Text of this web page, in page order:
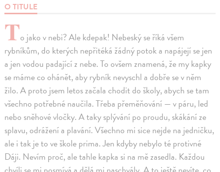
O TITULE
To jako v nebi? Ale kdepak! Nebeský se říká všem
rybníkům, do kterých nepřitéká žádný potok a napájejí se jen
a jen vodou padající z nebe. To ovšem znamená, že my kapky
se máme co ohánět, aby rybník nevyschl a dobře se v něm
žilo. A proto jsem letos začala chodit do školy, abych se tam
všechno potřebné naučila. Třeba přeměňování — v páru, led
nebo sněhové vločky. A taky splývání po proudu, skákání ze
splavu, odrážení a plavání. Všechno mi sice nejde na jedničku,
ale i tak je to ve škole prima. Jen kdyby nebylo té protivné
Dáji. Nevím proč, ale tahle kapka si na mě zasedla. Každou